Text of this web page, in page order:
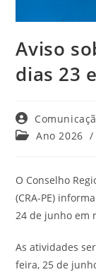
Aviso
dias 23
Autor
do
post:
Categoria
Ano 2026 /
O Conselho
(CRA-PE)
24 de junhoem
As atividades
feira, 25 de